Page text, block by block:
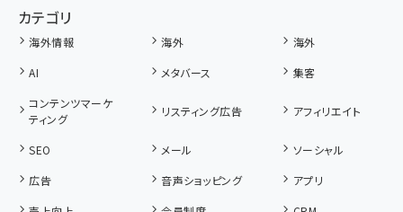
カテゴリ
海外情報 海外
海外
AI
メタバース
集客
コンテンツマーケ
ティング
リスティング広告 アフィリエイト
SEO メール
ソーシャル
広告
音声ショッピング
アプリ